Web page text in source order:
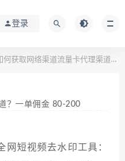
登录
获取网络渠道流量卡代理渠道？一单佣金 80-200
？一单佣金 80-200
短视频去水印工具：